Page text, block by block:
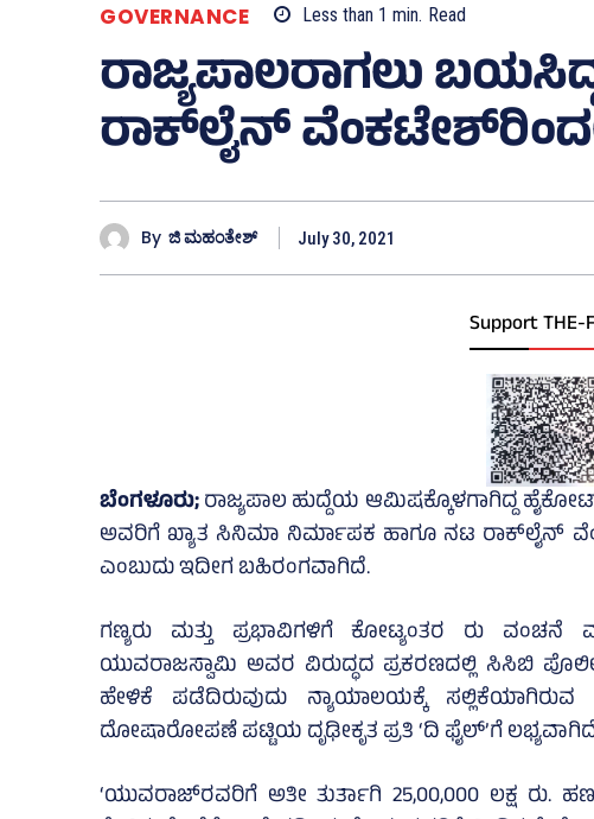
GOVERNANCE Less than 1 min. Read
ರಾಜ್ಯಪಾಲರಾಗಲು
ರಾಕ್‌ಲೈನ್‌
By ಜಿ ಮಹಂತೇಶ್ July 30, 2021
Support THE-
ಬೆಂಗಳೂರು;ರಾಜ್ಯಪಾಲ ಹುದ್ದೆಯ ಆಮಿಷಕ್ಕೊಳಗಾಗಿದ್ದ
ಅವರಿಗೆ ಖ್ಯಾತ ಸಿನಿಮಾ ನಿರ್ಮಾಪಕ ಹಾಗೂ ನಟ ರಾಕ್‌ಲೈನ್‌
ಎಂಬುದು ಇದೀಗ ಬಹಿರಂಗವಾಗಿದೆ.
ಗಣ್ಯರು ಮತ್ತು ಪ್ರಭಾವಿಗಳಿಗೆ ಕೋಟ್ಯಂತರ ರು ವಂಚನೆ
ಯುವರಾಜಸ್ವಾಮಿ ಅವರ ವಿರುದ್ಧದ ಪ್ರಕರಣದಲ್ಲಿ ಸಿಸಿಬಿ
ಹೇಳಿಕೆ ಪಡೆದಿರುವುದು ನ್ಯಾಯಾಲಯಕ್ಕೆ
ದೋಷಾರೋಪಣೆ ಪಟ್ಟಿಯ ದೃಢೀಕೃತ ಪ್ರತಿ ‘ದಿ ಫೈಲ್‌’ಗೆ
‘ಯುವರಾಜ್‌ರವರಿಗೆ ಅತೀ ತುರ್ತಾಗಿ 25,00,000 ಲಕ್ಷ ರು.